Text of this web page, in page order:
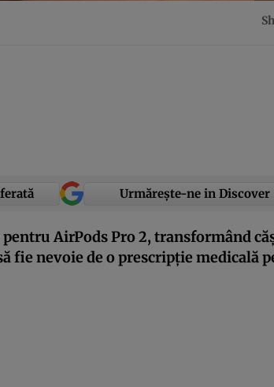
Urmărește-ne in Discover
AirPods Pro 2, transformând
fie nevoie de o prescripție medicală